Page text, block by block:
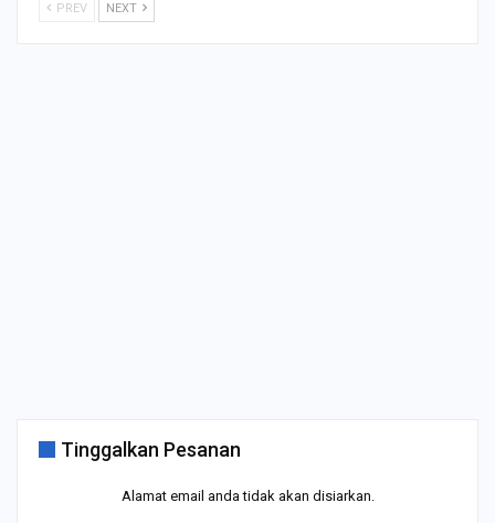
PREV NEXT
Tinggalkan Pesanan
Alamat email anda tidak akan disiarkan.